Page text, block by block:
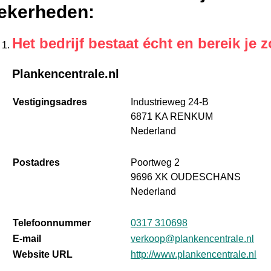
:
Het bedrijf bestaat écht en bereik je
Plankencentrale.nl
Vestigingsadres
Industrieweg 24-B
6871 KA RENKUM
Nederland
Postadres
Poortweg 2
9696 XK OUDESCHANS
Nederland
Telefoonnummer
0317 310698
E-mail
verkoop@plankencentrale.nl
Website URL
http://www.plankencentrale.nl